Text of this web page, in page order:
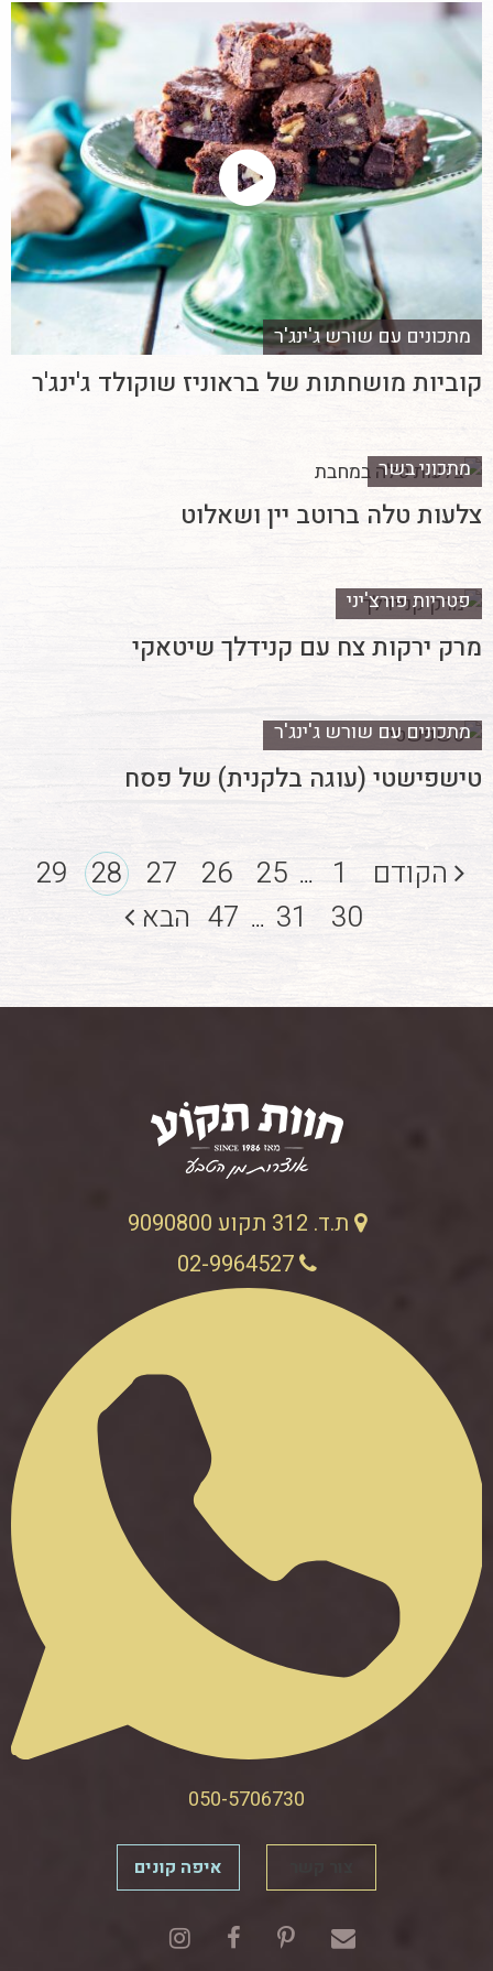
מתכונים עם שורש ג'ינג'ר
קוביות מושחתות של בראוניז שוקולד ג'ינג'ר
מתכוני בשר
צלעות טלה ברוטב יין ושאלוט
פטריות פורצ'יני
מרק ירקות צח עם קנידלך שיטאקי
מתכונים עם שורש ג'ינג'ר
טישפישטי (עוגה בלקנית) של פסח
הקודם 1
...
25
26
27
28
29
30
31
...
47 הבא
ת.ד. 312 תקוע 9090800
02-9964527
050-5706730
איפה קונים